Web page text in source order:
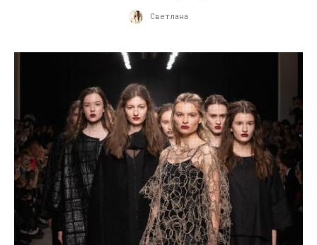
Светлана